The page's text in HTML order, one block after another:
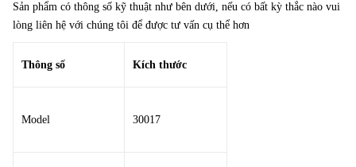
Sản phẩm có thông số kỹ thuật như bên dưới, nếu có bất kỳ thắc nào vui
lòng liên hệ với chúng tôi để được tư vấn cụ thể hơn
Thông số Kích thước
Model 30017